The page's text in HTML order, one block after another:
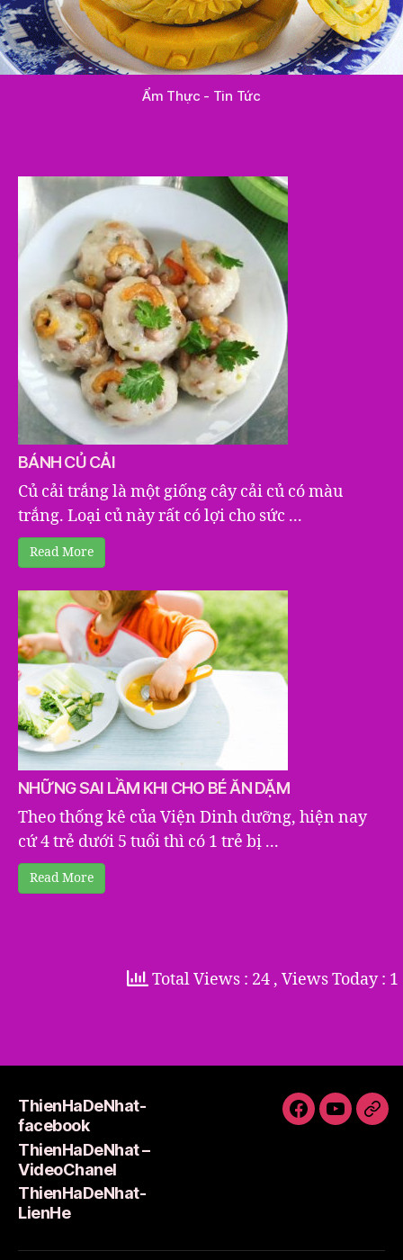
Ẩm Thực - Tin Tức
BÁNH CỦ CẢI
Củ cải trắng là một giống cây cải củ có màu
trắng. Loại củ này rất có lợi cho sức ...
Read More
NHỮNG SAI LẦM KHI CHO BÉ ĂN DẶM
Theo thống kê của Viện Dinh dưỡng, hiện nay
cứ 4 trẻ dưới 5 tuổi thì có 1 trẻ bị ...
Read More
Total Views : 24 , Views Today : 1
ThienHaDeNhat-
facebook
ThienHaDeNhat –
VideoChanel
ThienHaDeNhat-
LienHe